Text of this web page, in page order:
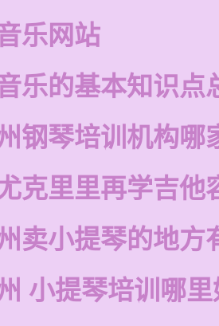
乐网站
乐的基本知识点
钢琴培训机构哪
克里里再学吉他
卖小提琴的地方
小提琴培训哪里